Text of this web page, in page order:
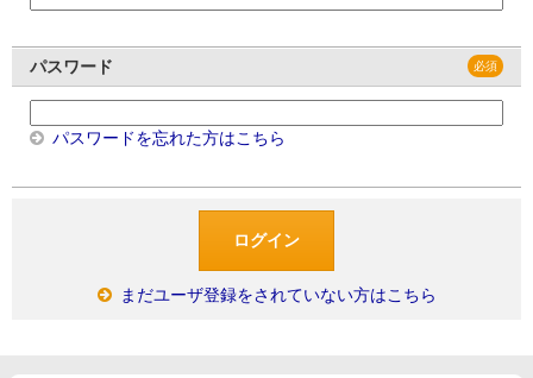
パスワード
パスワードを忘れた方はこちら
まだユーザ登録をされていない方はこちら